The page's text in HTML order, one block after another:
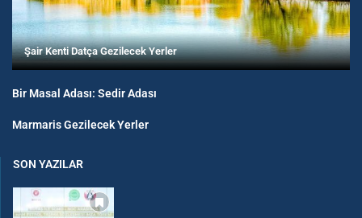
Şair Kenti Datça Gezilecek Yerler
Bir Masal Adası: Sedir Adası
Marmaris Gezilecek Yerler
SON YAZILAR